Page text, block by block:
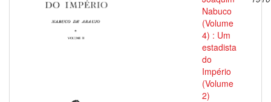
Nabuco
(Volume
4) : Um
estadista
do
Império
(Volume
2)